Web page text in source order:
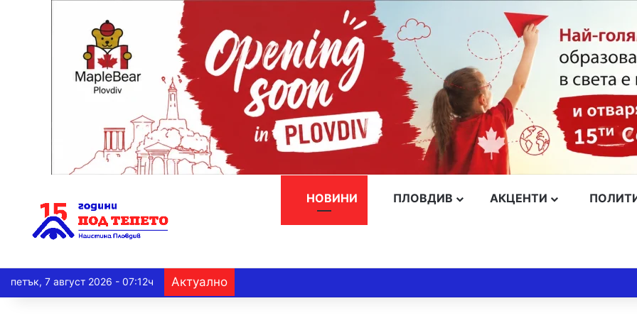
НОВИНИ ПЛОВДИВ АКЦЕНТИ
петък, 7 август 2026 - 07:12ч Актуално